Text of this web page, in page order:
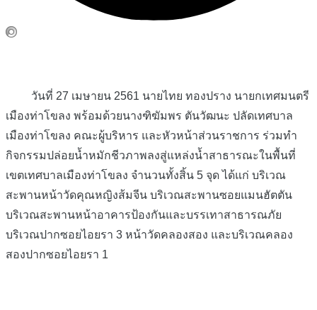
วันที่ 27 เมษายน 2561 นายไทย ทองปราง นายกเทศมนตรี
เมืองท่าโขลง พร้อมด้วยนางฑิฆัมพร ตันวัฒนะ ปลัดเทศบาล
เมืองท่าโขลง คณะผู้บริหาร และหัวหน้าส่วนราชการ ร่วมทำ
กิจกรรมปล่อยน้ำหมักชีวภาพลงสู่แหล่งน้ำสาธารณะในพื้นที่
เขตเทศบาลเมืองท่าโขลง จำนวนทั้งสิ้น 5 จุด ได้แก่ บริเวณ
สะพานหน้าวัดคุณหญิงส้มจีน บริเวณสะพานซอยแมนฮัตตัน
บริเวณสะพานหน้าอาคารป้องกันและบรรเทาสาธารณภัย
บริเวณปากซอยไอยรา 3 หน้าวัดคลองสอง และบริเวณคลอง
สองปากซอยไอยรา 1